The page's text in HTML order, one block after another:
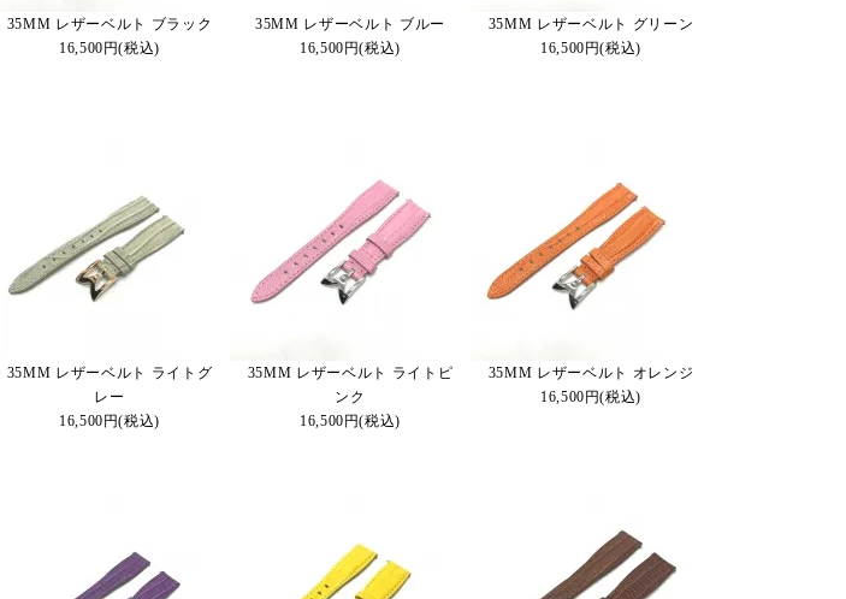
35MM レザーベルト ブラック
16,500円(税込)
35MM レザーベルト ブルー
16,500円(税込)
35MM レザーベルト グリーン
16,500円(税込)
35MM レザーベルト ライトグ
レー
16,500円(税込)
35MM レザーベルト ライトピ
ンク
16,500円(税込)
35MM レザーベルト オレンジ
16,500円(税込)